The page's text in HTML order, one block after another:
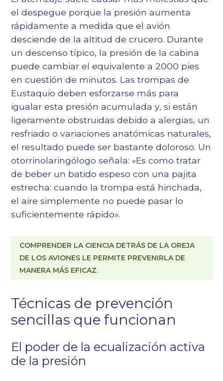
el despegue porque la presión aumenta
rápidamente a medida que el avión
desciende de la altitud de crucero. Durante
un descenso típico, la presión de la cabina
puede cambiar el equivalente a 2000 pies
en cuestión de minutos. Las trompas de
Eustaquio deben esforzarse más para
igualar esta presión acumulada y, si están
ligeramente obstruidas debido a alergias, un
resfriado o variaciones anatómicas naturales,
el resultado puede ser bastante doloroso. Un
otorrinolaringólogo señala: «Es como tratar
de beber un batido espeso con una pajita
estrecha: cuando la trompa está hinchada,
el aire simplemente no puede pasar lo
suficientemente rápido».
COMPRENDER LA CIENCIA DETRÁS DE LA OREJA
DE LOS AVIONES LE PERMITE PREVENIRLA DE
MANERA MÁS EFICAZ.
Técnicas de prevención
sencillas que funcionan
El poder de la ecualización activa
de la presión